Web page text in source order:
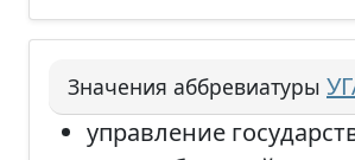
Значения аббревиатуры
управление